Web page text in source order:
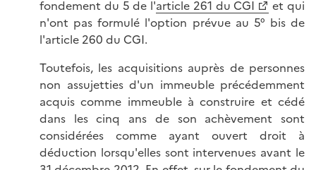
fondement du 5 de l'article 261 du CGI
et qui
n'ont pas formulé l'option prévue au 5° bis de
l'article 260 du CGI.
Toutefois, les acquisitions auprès de personnes
non assujetties d'un immeuble précédemment
acquis comme immeuble à construire et cédé
dans les cinq ans de son achèvement sont
considérées comme ayant ouvert droit à
déduction lorsqu'elles sont intervenues avant le